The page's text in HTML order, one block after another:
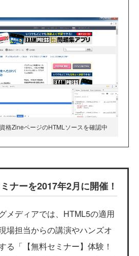
格ZineページのHTMLソースを確認中
ナーを2017年2月に開催！
メディアでは、HTML5の適用
場担当からの講演やハンズオ
る「【無料セミナー】体験！